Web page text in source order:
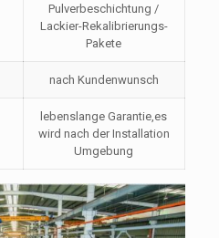
Pulverbeschichtung /
Lackier-Rekalibrierungs-
Pakete
nach Kundenwunsch
lebenslange Garantie,es
wird nach der Installation
Umgebung